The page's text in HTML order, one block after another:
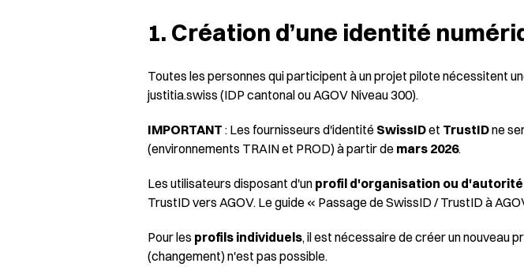
1. Création d’une identité
Toutes les personnes qui participent à un projet pilote nécessitent
justitia.swiss (IDP cantonal ouAGOV Niveau 300).
IMPORTANT : Les fournisseurs d'identité SwissIDet TrustIDne
(environnements TRAIN et PROD) à partir de mars 2026.
Les utilisateurs disposant d'un profil d'organisation ou d'autorité
TrustID vers AGOV. Le guide « Passage de SwissID / TrustID à
Pour les profils individuels, il est nécessaire de créer un nouveau
(changement) n'est pas possible.